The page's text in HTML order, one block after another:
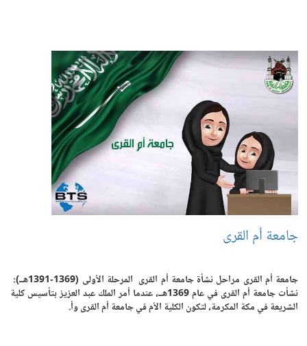
جامعة أم القرى
جامعة أم القرى مراحل نشأة جامعة أم القرى المرحلة الأولى (1369-1391هــ):
نشأت جامعة أم القرى في عام 1369هــ، عندما أمر الملك عبد العزيز بتأسيس كلية
الشريعة في مكة المكرمة، لتكون الكلية الأم في جامعة أم القرى وأ.